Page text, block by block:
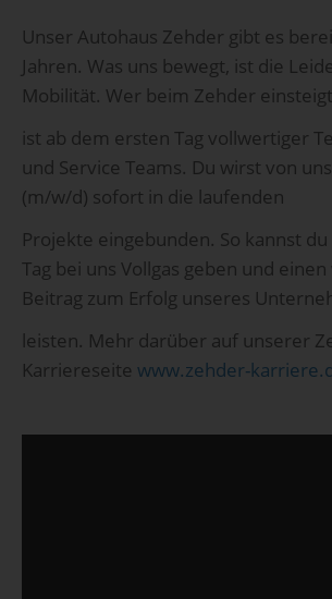
Unser Autohaus Zehder gibt es
Jahren. Was uns bewegt, ist die
Mobilität. Wer beim Zehder einsteigt
ist ab dem ersten Tag vollwertiger
und Service Teams. Du wirst von
(m/w/d) sofort in die laufenden
Projekte eingebunden. So kannst
Tag bei uns Vollgas geben und
Beitrag zum Erfolg unseres
leisten. Mehr darüber auf unserer
Karriereseite www.zehder-